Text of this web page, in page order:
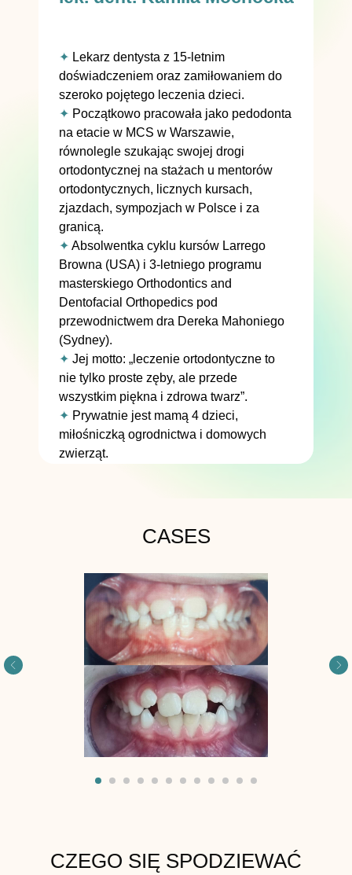
✦ Lekarz dentysta z 15-letnim
doświadczeniem oraz zamiłowaniem do
szeroko pojętego leczenia dzieci.
✦ Początkowo pracowała jako pedodonta
na etacie w MCS w Warszawie,
równolegle szukając swojej drogi
ortodontycznej na stażach u mentorów
ortodontycznych, licznych kursach,
zjazdach, sympozjach w Polsce i za
granicą.
✦ Absolwentka cyklu kursów Larrego
Browna (USA) i 3-letniego programu
masterskiego Orthodontics and
Dentofacial Orthopedics pod
przewodnictwem dra Dereka Mahoniego
(Sydney).
✦ Jej motto: „leczenie ortodontyczne to
nie tylko proste zęby, ale przede
wszystkim piękna i zdrowa twarz”.
✦ Prywatnie jest mamą 4 dzieci,
miłośniczką ogrodnictwa i domowych
zwierząt.
CASES
CZEGO SIĘ SPODZIEWAĆ